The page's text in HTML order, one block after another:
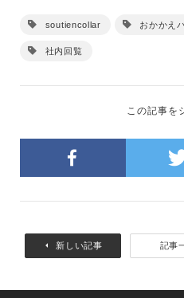
soutiencollar おかかえ
社内回覧
この記事を
新しい記事 記事